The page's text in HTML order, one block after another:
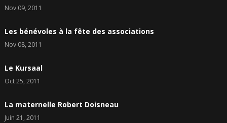
Nov 09, 2011
Les bénévoles à la fête des associations
Nov 08, 2011
Le Kursaal
Oct 25, 2011
La maternelle Robert Doisneau
Juin 21, 2011